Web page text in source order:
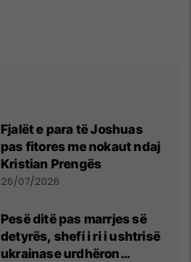
Fjalët e para të Joshuas
pas fitores me nokaut ndaj
Kristian Prengës
26/07/2026
Pesë ditë pas marrjes së
detyrës, shefi i ri i ushtrisë
ukrainase urdhëron